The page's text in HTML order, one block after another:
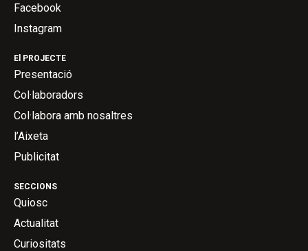
SECCIONS
Quiosc
Actualitat
Curiositats
El PROJECTE
Presentació
Col·laboradors
Col·labora amb nosaltres
l’Aixeta
Publicitat
Facebook
Instagram